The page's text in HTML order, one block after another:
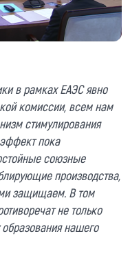
в рамках ЕАЭС явно
комиссии, всем нам
стимулирования
пока
союзные
производства,
защищаем. В том
не только
нашего